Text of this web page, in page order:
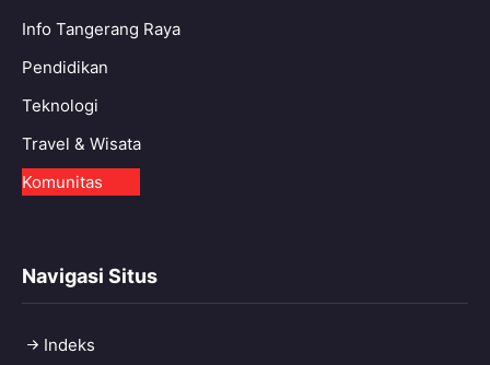
Info Tangerang Raya
Pendidikan
Teknologi
Travel & Wisata
Komunitas
Navigasi Situs
Indeks